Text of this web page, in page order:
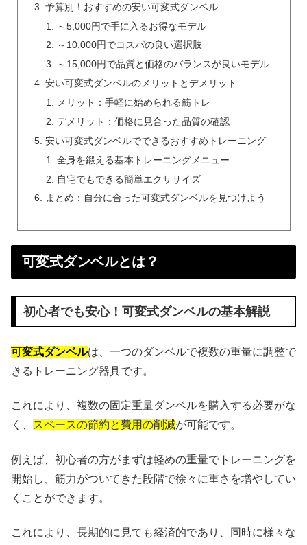
予算別！おすすめの安い可変式ダンベル
～5,000円で手に入るお得なモデル
～10,000円でコスパの良い選択肢
～15,000円で品質と価格のバランスが良いモデル
安い可変式ダンベルのメリットとデメリット
メリット：手軽に始められる筋トレ
デメリット：価格に見合った品質の確認
安い可変式ダンベルでできるおすすめトレーニング
全身を鍛える基本トレーニングメニュー
自宅でもできる簡単エクササイズ
まとめ：自分に合った可変式ダンベルを見つけよう
可変式ダンベルとは？
初心者でも安心！可変式ダンベルの基本解説
可変式ダンベルは、一つのダンベルで複数の重量に調整で
きるトレーニング器具です。
これにより、複数の固定重量ダンベルを購入する必要がな
く、 スペースの節約と費用の削減が可能です。
例えば、初心者の方がまずは軽めの重量でトレーニングを
開始し、筋力がついてきた段階で徐々に重さを増やしてい
くことができます。
これにより、長期的に見ても経済的であり、同時に様々な